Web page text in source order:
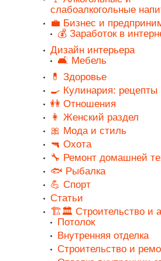
слабоалкогольные
💼 Бизнес и
💰 Заработок в
Дизайн интерьера
🛋️ Мебель
💊 Здоровье
🍳 Кулинария: рецепты
👭 Отношения
👩 Женский раздел
🎀 Мода и стиль
🔫 Охота
🔧 Ремонт домашней
🐟 Рыбалка
💪 Спорт
Статьи
🏗️🏛️ Строительство и
Потолок
Внутренняя отделка
Строительство и